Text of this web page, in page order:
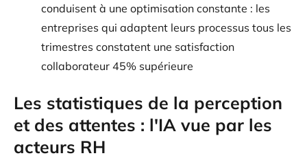
conduisent à une optimisation constante : les
entreprises qui adaptent leurs processus tous les
trimestres constatent une satisfaction
collaborateur 45% supérieure
Les statistiques de la perception
et des attentes : l'IA vue par les
acteurs RH